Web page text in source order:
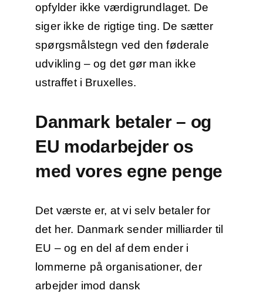
opfylder ikke værdigrundlaget. De
siger ikke de rigtige ting. De sætter
spørgsmålstegn ved den føderale
udvikling – og det gør man ikke
ustraffet i Bruxelles.
Danmark betaler – og
EU modarbejder os
med vores egne penge
Det værste er, at vi selv betaler for
det her. Danmark sender milliarder til
EU – og en del af dem ender i
lommerne på organisationer, der
arbejder imod dansk